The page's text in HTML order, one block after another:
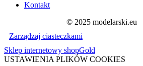
Kontakt
© 2025 modelarski.eu
Zarządzaj ciasteczkami
Sklep internetowy shopGold
USTAWIENIA PLIKÓW COOKIES